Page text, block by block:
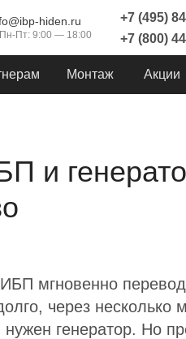
+7 (495)
hiden.ru
Пн-Пт: 9:00 — 18:00 +7 (800)
Монтаж Акции
и
мгновенно
через несколько
генератор. Но